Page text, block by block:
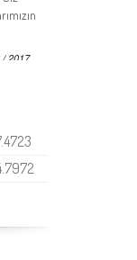
/ 2017